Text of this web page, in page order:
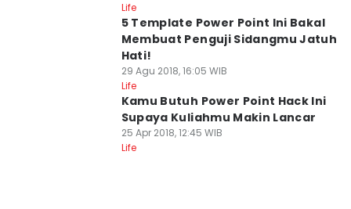
Life
5 Template Power Point Ini Bakal
Membuat Penguji Sidangmu Jatuh
Hati!
29 Agu 2018, 16:05 WIB
Life
Kamu Butuh Power Point Hack Ini
Supaya Kuliahmu Makin Lancar
25 Apr 2018, 12:45 WIB
Life